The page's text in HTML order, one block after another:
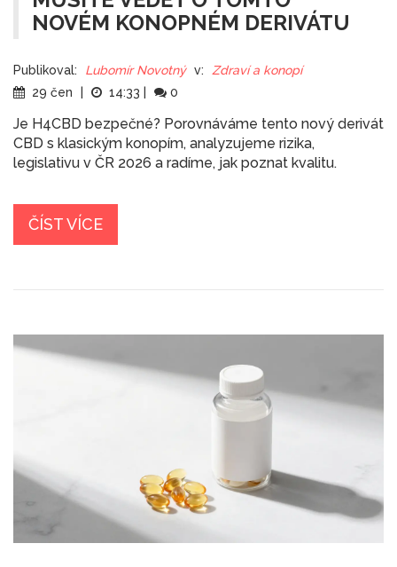
NOVÉM KONOPNÉM DERIVÁTU
Publikoval: Lubomír Novotný v:
Zdraví a konopí
29 čen
14:33 0
Je H4CBD bezpečné? Porovnáváme tento nový derivát
CBD s klasickým konopím, analyzujeme rizika,
legislativu v ČR 2026 a radíme, jak poznat kvalitu.
ČÍST VÍCE